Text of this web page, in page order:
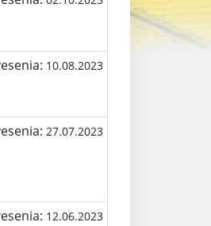
10.08.2023
27.07.2023
12.06.2023